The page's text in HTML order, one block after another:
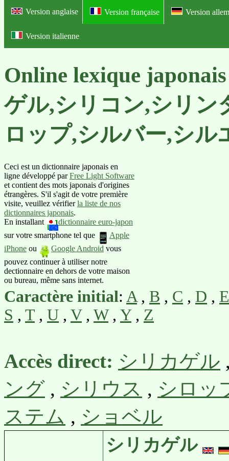
Version anglaise Version française Version
Version italienne
Online lexique
ゲル,シリコン,シリン
ロップ,シルバー,シ
Ceci est un dictionnaire japonais en
ligne développé parFree Light Software
et contient des mots japonais d'origines
étrangères. S'il s'agit de votre première
visite, veuillez vérifierla liste de nos
dictionnaires japonais.
En installant
dictionnaire euro-japon
sur votre smartphone tel que
Apple
iPhone ou Google Android vous
pouvez continuer à utiliser notre
dectionnaire en dehors de votre maison
ou bureau, même sans internet.
Caractère initial: A , B , C , D , E
S , T , U , V, W, Y, Z
Accès direct: シリカゲル
ング , シリウス , シロッ
ステム , ショベル
シリカゲル